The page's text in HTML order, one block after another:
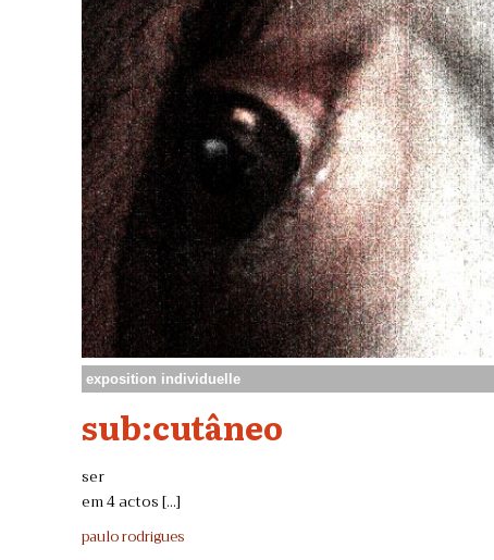
exposition individuelle
sub:cutâneo
ser
em 4 actos [...]
paulo rodrigues